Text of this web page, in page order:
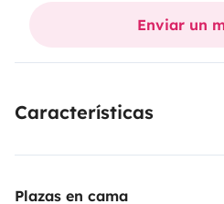
Enviar un
Características
Plazas en cama